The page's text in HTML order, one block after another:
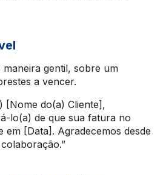
gentil, sobre um
a vencer.
[Nome do(a) Cliente],
lo(a) de que sua fatura no
[Data]. Agradecemos desde